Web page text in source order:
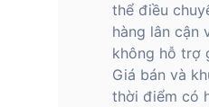
thể điều
hàng lân cận
không hỗ trợ
Giá bán và
thời điểm có